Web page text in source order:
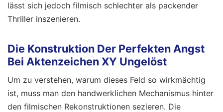
lässt sich jedoch filmisch schlechter als packender
Thriller inszenieren.
Die Konstruktion Der Perfekten Angst
Bei Aktenzeichen XY Ungelöst
Um zu verstehen, warum dieses Feld so wirkmächtig
ist, muss man den handwerklichen Mechanismus hinter
den filmischen Rekonstruktionen sezieren. Die